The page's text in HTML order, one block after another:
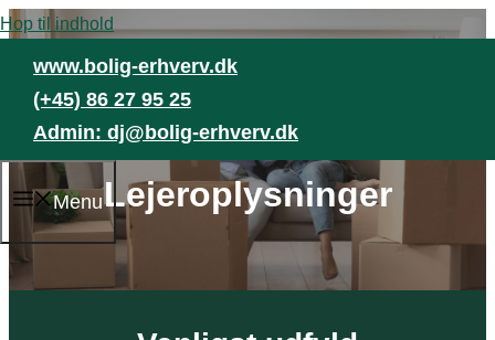
Hop til indhold
www.bolig-erhverv.dk
(+45) 86 27 95 25
Admin: dj@bolig-erhverv.dk
MenuLejeroplysninger